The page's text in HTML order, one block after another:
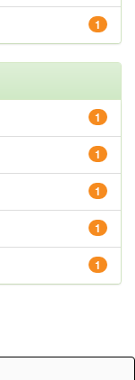
1
1
1
1
1
1